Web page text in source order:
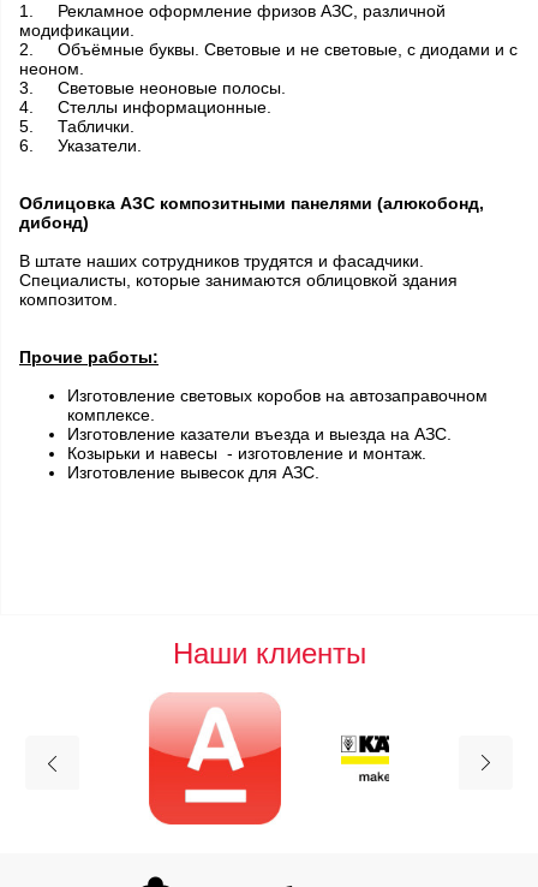
1.
Рекламное оформление фризов АЗС, различной
модификации.
2.
Объёмные буквы. Световые и не световые, с диодами и с
неоном.
3.
Световые неоновые полосы.
4.
Стеллы информационные.
5.
Таблички.
6.
Указатели.
Облицовка АЗС композитными панелями (алюкобонд,
дибонд)
В штате наших сотрудников трудятся и фасадчики.
Специалисты, которые занимаются облицовкой здания
композитом.
Прочие работы:
Изготовление световых коробов на автозаправочном
комплексе.
Изготовление казатели въезда и выезда на АЗС.
Козырьки и навесы - изготовление и монтаж.
Изготовление вывесок для АЗС.
Наши клиенты